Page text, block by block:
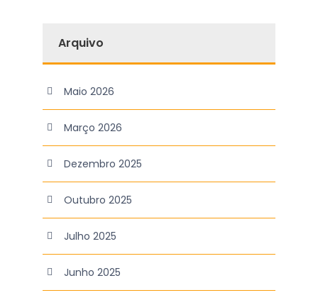
Arquivo
Maio 2026
Março 2026
Dezembro 2025
Outubro 2025
Julho 2025
Junho 2025